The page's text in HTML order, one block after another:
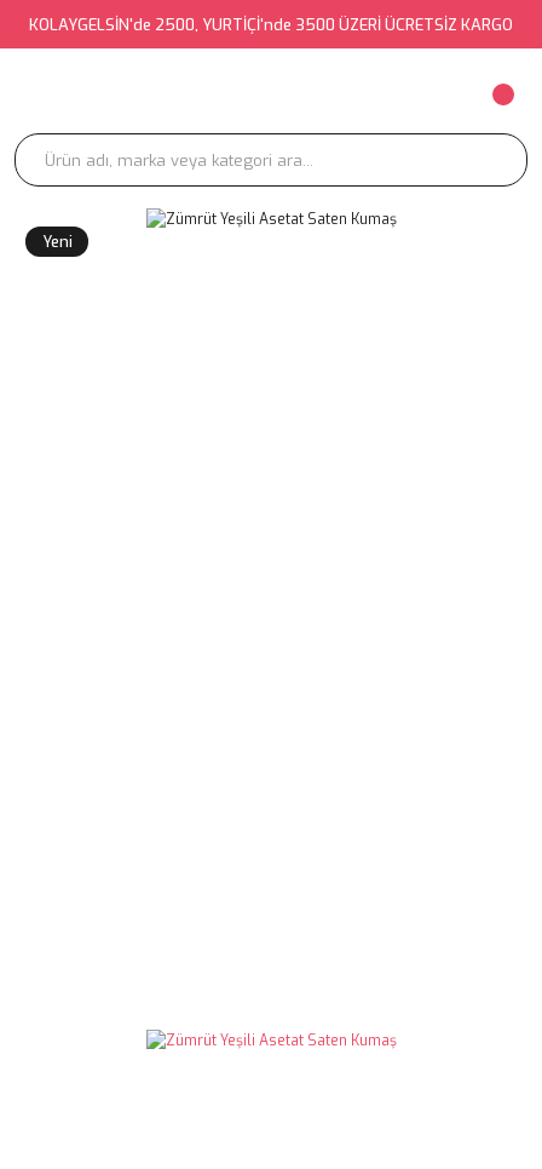
KOLAYGELSİN'de 2500, YURTİÇİ'nde 3500 ÜZERİ ÜCRETSİZ KARGO
Yeni